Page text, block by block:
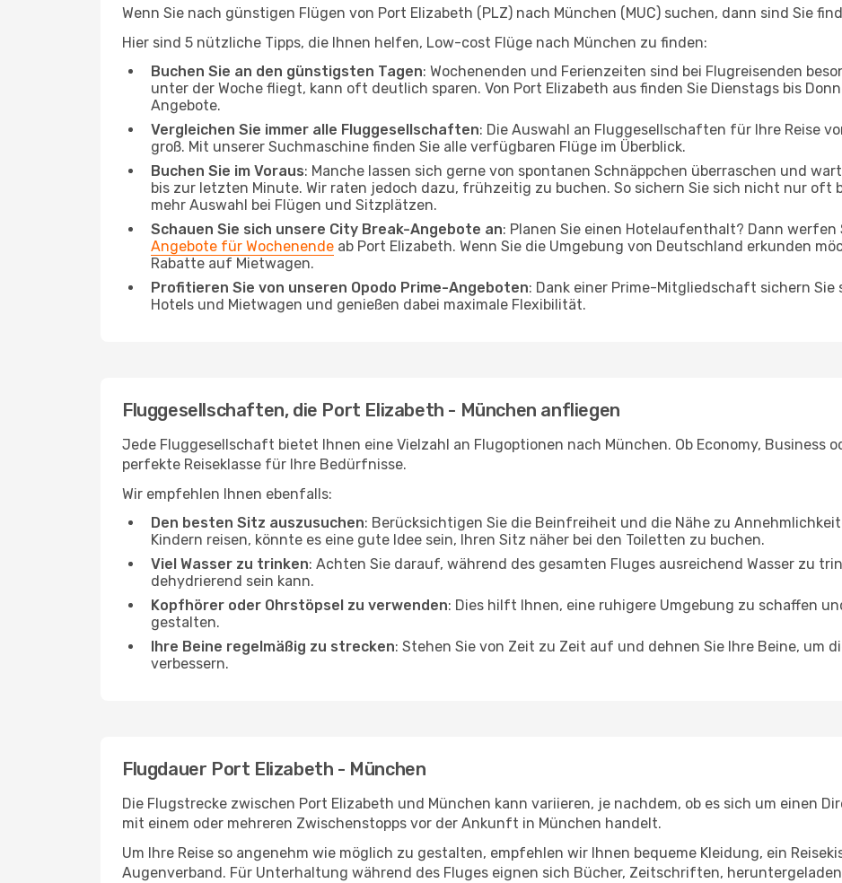
Wenn Sie nach günstigen Flügen von Port Elizabeth (PLZ) nach München (MUC) suchen, dann sind Sie
Hier sind 5 nützliche Tipps, die Ihnen helfen, Low-cost Flüge nach München zu finden:
Buchen Sie an den günstigsten Tagen: Wochenenden und Ferienzeiten sind bei Flugreisenden
unter der Woche fliegt, kann oft deutlich sparen. Von Port Elizabeth aus finden Sie Dienstags bis
Angebote.
Vergleichen Sie immer alle Fluggesellschaften: Die Auswahl an Fluggesellschaften für Ihre Reise
groß. Mit unserer Suchmaschine finden Sie alle verfügbaren Flüge im Überblick.
Buchen Sie im Voraus: Manche lassen sich gerne von spontanen Schnäppchen überraschen und
bis zur letzten Minute. Wir raten jedoch dazu, frühzeitig zu buchen. So sichern Sie sich nicht nur oft
mehr Auswahl bei Flügen und Sitzplätzen.
Schauen Sie sich unsere City Break-Angebote an: Planen Sie einen Hotelaufenthalt? Dann
Angebote für Wochenende ab Port Elizabeth. Wenn Sie die Umgebung von Deutschland erkunden
Rabatte auf Mietwagen.
Profitieren Sie von unseren Opodo Prime-Angeboten: Dank einer Prime-Mitgliedschaft sichern
Hotels und Mietwagen und genießen dabei maximale Flexibilität.
Fluggesellschaften, die Port Elizabeth - München anfliegen
Jede Fluggesellschaft bietet Ihnen eine Vielzahl an Flugoptionen nach München. Ob Economy, Business
perfekte Reiseklasse für Ihre Bedürfnisse.
Wir empfehlen Ihnen ebenfalls:
Den besten Sitz auszusuchen: Berücksichtigen Sie die Beinfreiheit und die Nähe zu
Kindern reisen, könnte es eine gute Idee sein, Ihren Sitz näher bei den Toiletten zu buchen.
Viel Wasser zu trinken: Achten Sie darauf, während des gesamten Fluges ausreichend Wasser zu
dehydrierend sein kann.
Kopfhörer oder Ohrstöpsel zu verwenden: Dies hilft Ihnen, eine ruhigere Umgebung zu schaffen
gestalten.
Ihre Beine regelmäßig zu strecken: Stehen Sie von Zeit zu Zeit auf und dehnen Sie Ihre Beine, um
verbessern.
Flugdauer Port Elizabeth - München
Die Flugstrecke zwischen Port Elizabeth und München kann variieren, je nachdem, ob es sich um einen
mit einem oder mehreren Zwischenstopps vor der Ankunft in München handelt.
Um Ihre Reise so angenehm wie möglich zu gestalten, empfehlen wir Ihnen bequeme Kleidung, ein
Augenverband. Für Unterhaltung während des Fluges eignen sich Bücher, Zeitschriften,